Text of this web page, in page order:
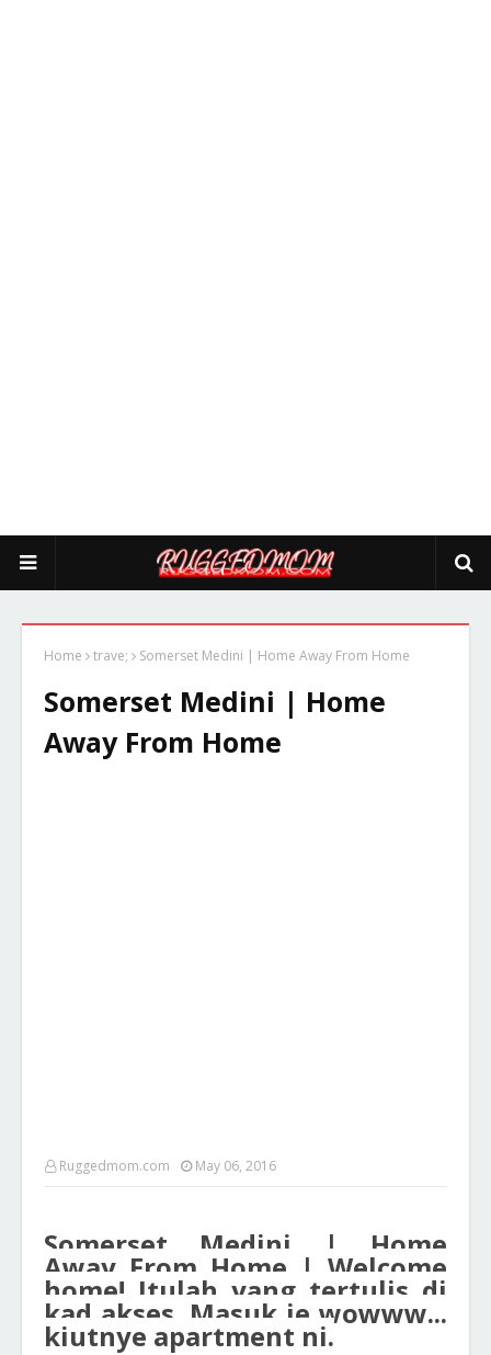
Home trave; Somerset Medini | Home Away From Home
Somerset Medini | Home
Away From Home
Ruggedmom.com May 06, 2016
Somerset Medini | Home
Away From Home | Welcome
home! Itulah yang tertulis di
kad akses. Masuk je wowww...
kiutnye apartment ni.